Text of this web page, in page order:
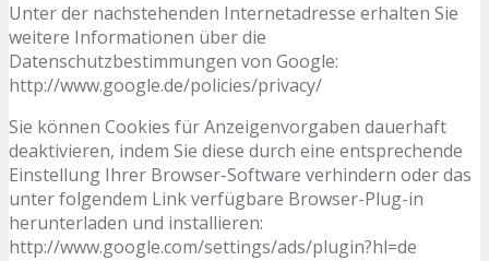
Unter der nachstehenden Internetadresse erhalten Sie
weitere Informationen über die
Datenschutzbestimmungen von Google:
http://www.google.de/policies/privacy/
Sie können Cookies für Anzeigenvorgaben dauerhaft
deaktivieren, indem Sie diese durch eine entsprechende
Einstellung Ihrer Browser-Software verhindern oder das
unter folgendem Link verfügbare Browser-Plug-in
herunterladen und installieren:
http://www.google.com/settings/ads/plugin?hl=de